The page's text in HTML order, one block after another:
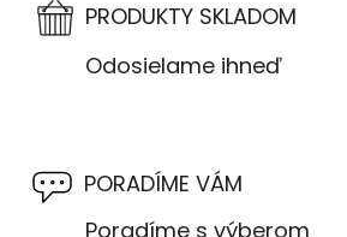
PRODUKTY SKLADOM
Odosielame ihneď
PORADÍME VÁM
Poradíme s výberom